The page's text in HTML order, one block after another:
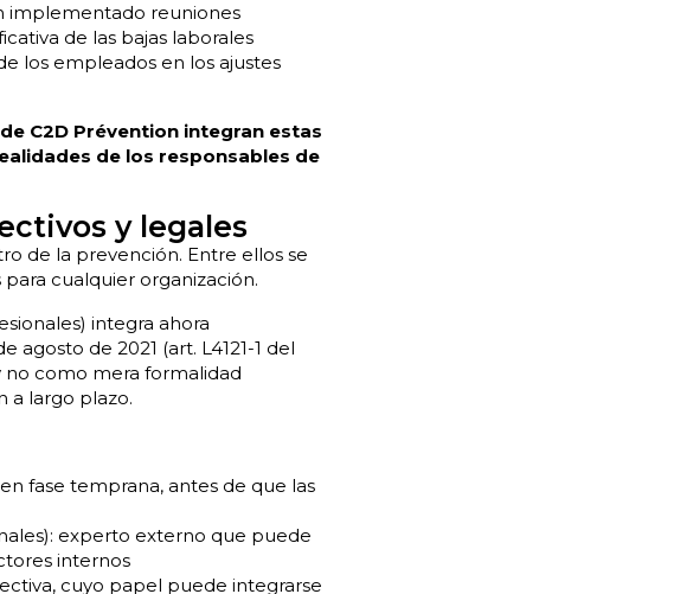
implementado reuniones
de las bajas laborales
los empleados en los ajustes
de C2D Prévention integran estas
de los responsables de
y legales
de la prevención. Entre ellos se
cualquier organización.
integra ahora
de 2021 (art. L4121-1 del
no como mera formalidad
a largo plazo.
fase temprana, antes de que las
experto externo que puede
internos
cuyo papel puede integrarse